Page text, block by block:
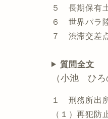
５ 長期保有
６ 世界パラ
７ 渋滞交差
質問全文
（小池 ひ
１ 刑務所出
（１）再犯防